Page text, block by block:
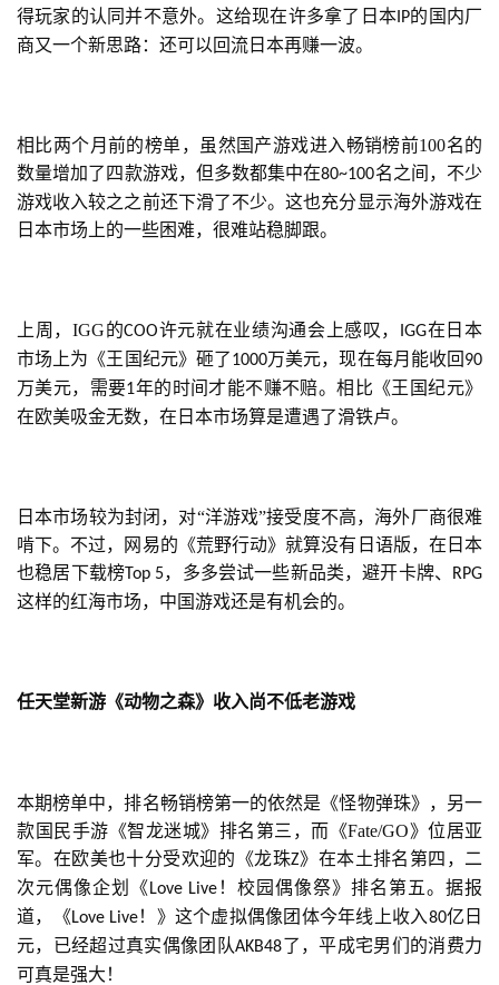
游
茶
原
戏
业
界
游
戏
机
游
戏
休
闲
游
得玩家的认同并不意外。这给现在许多拿了日本IP的国内厂
商又一个新思路：还可以回流日本再赚一波。
相比两个月前的榜单，虽然国产游戏进入畅销榜前100名的
数量增加了四款游戏，但多数都集中在80~100名之间，不少
游戏收入较之之前还下滑了不少。这也充分显示海外游戏在
日本市场上的一些困难，很难站稳脚跟。
上周，IGG的COO许元就在业绩沟通会上感叹， IGG在日本
市场上为《王国纪元》砸了1000万美元，现在每月能收回 90
万美元，需要1年的时间才能不赚不赔。相比《王国纪元》
在欧美吸金无数，在日本市场算是遭遇了滑铁卢。
日本市场较为封闭，对“洋游戏”接受度不高，海外厂商很难
啃下。不过，网易的《荒野行动》就算没有日语版，在日本
也稳居下载榜Top 5，多多尝试一些新品类，避开卡牌、 RPG
这样的红海市场，中国游戏还是有机会的。
任天堂新游《动物之森》收入尚不低老游戏
本期榜单中，排名畅销榜第一的依然是《怪物弹珠》，另一
款国民手游《智龙迷城》排名第三，而《Fate/GO》位居亚
军。在欧美也十分受欢迎的《龙珠Z》在本土排名第四，二
次元偶像企划《Love Live ！校园偶像祭》排名第五。据报
道，《Love Live！》这个虚拟偶像团体今年线上收入80亿日
元，已经超过真实偶像团队AKB48了，平成宅男们的消费力
可真是强大！